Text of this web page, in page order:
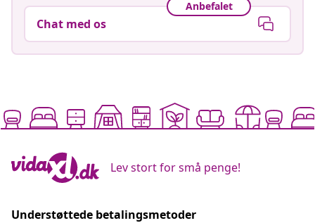
Anbefalet
Chat med os
Lev stort for små penge!
Understøttede betalingsmetoder